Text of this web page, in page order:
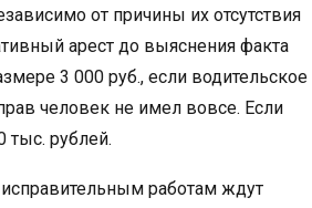
от причины их отсутствия
арест до выяснения факта
3 000 руб., если водительское
человек не имел вовсе. Если
тыс. рублей.
работам ждут